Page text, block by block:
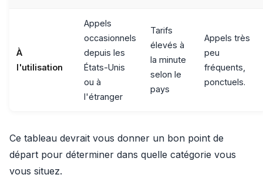
À
l'utilisation
Appels
occasionnels
depuis les
États-Unis
ou à
l'étranger
Tarifs
élevés à
la minute
selon le
pays
Appels très
peu
fréquents,
ponctuels.
Ce tableau devrait vous donner un bon point de
départ pour déterminer dans quelle catégorie vous
vous situez.